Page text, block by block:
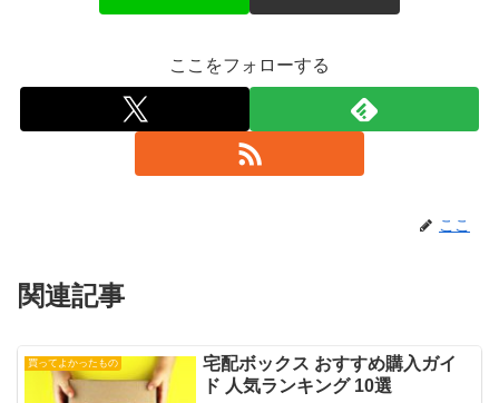
ここをフォローする
ここ
関連記事
買ってよかったもの
宅配ボックス おすすめ購入ガイ
ド 人気ランキング 10選